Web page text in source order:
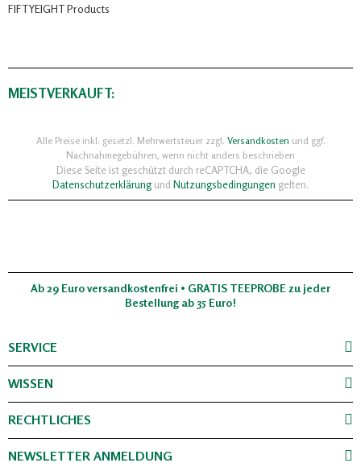
FIFTYEIGHT Products
MEISTVERKAUFT:
Alle Preise inkl. gesetzl. Mehrwertsteuer zzgl. Versandkosten und ggf.
Nachnahmegebühren, wenn nicht anders beschrieben
Diese Seite ist geschützt durch reCAPTCHA, die Google
Datenschutzerklärungund Nutzungsbedingungen gelten.
Ab 29 Euro versandkostenfrei • GRATIS TEEPROBE zu jeder
Bestellung ab 35 Euro!
SERVICE
WISSEN
RECHTLICHES
NEWSLETTER ANMELDUNG